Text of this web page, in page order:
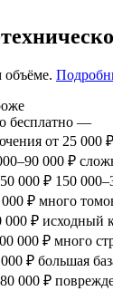
бесплатно —
от 25 000 ₽
000 ₽
000 ₽ 150
₽ много
000 ₽ исходный
000 ₽ много
₽ большая
000 ₽